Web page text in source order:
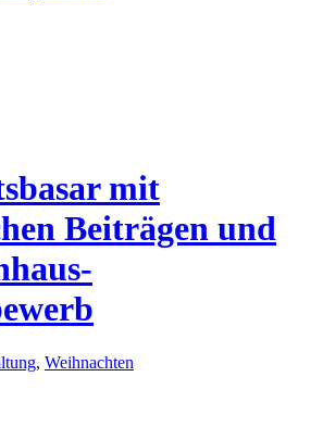
mit
Beiträgen und
, Weihnachten